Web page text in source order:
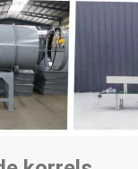
materialen
de
granulatie